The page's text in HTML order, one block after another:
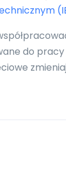
do pracy